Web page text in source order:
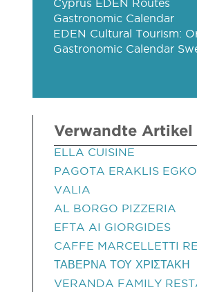
Cyprus EDEN Routes
Gastronomic Calendar
EDEN Cultural Tourism:
Gastronomic Calendar
Verwandte Artikel
ELLA CUISINE
PAGOTA ERAKLIS
VALIA
AL BORGO PIZZERIA
EFTA AI GIORGIDES
CAFFE MARCELLETTI
ΤΑΒΕΡΝΑ ΤΟΥ ΧΡΙΣΤΑΚΗ
VERANDA FAMILY